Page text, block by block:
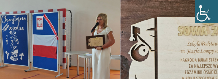
Lompy w